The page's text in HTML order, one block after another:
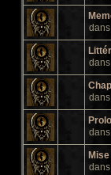
dans
dans
dans
dans
dans